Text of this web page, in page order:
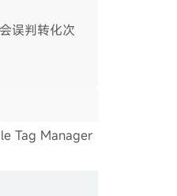
误判转化次
Tag Manager